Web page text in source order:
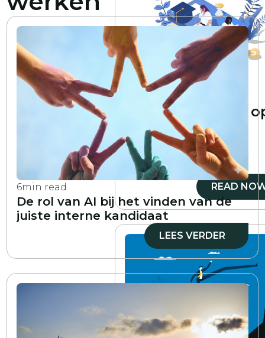
6min read
De rol van AI bij het vinden van de
juiste interne kandidaat
LEES VERDER
min read
Hoe word je een
vaardigheden
gebaseerde
organisatie
READ